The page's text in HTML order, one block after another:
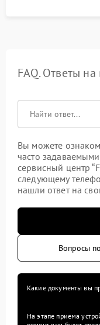
FAQ. Ответы
Вы можете
часто
сервисный центр
следующему
нашли ответ на
Вопросы
Какие документы вы
На этапе приема